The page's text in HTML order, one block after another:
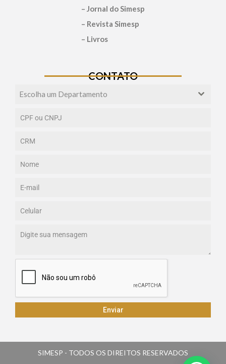
– Jornal do Simesp
– Revista Simesp
– Livros
CONTATO
Escolha um Departamento
Enviar
SIMESP - TODOS OS DIREITOS RESERVADOS